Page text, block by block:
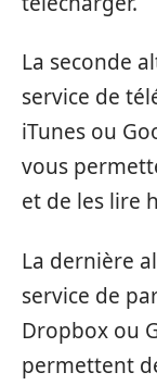
La seconde
service de
iTunes ou
vous
et de les lire
La dernière
service de
Dropbox ou
permettent